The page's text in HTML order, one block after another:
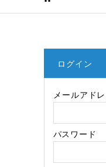
ログイン
メールアド
パスワード